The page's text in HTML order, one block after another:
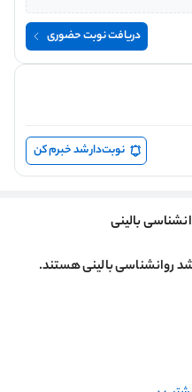
دریافت نوبت حضوری
نوبت‌دار شد خبرم کن
بالینی
روانشناسی بالینی هستند.